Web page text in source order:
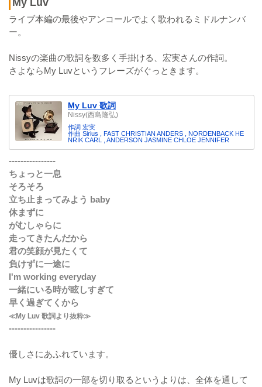
My Luv
ライブ本編の最後やアンコールでよく歌われるミドルナンバ
ー。
Nissyの楽曲の歌詞を数多く手掛ける、宏実さんの作詞。
さよならMy Luvというフレーズがぐっときます。
My Luv 歌詞
Nissy(西島隆弘)
作詞 宏実
作曲 Sirius , FAST CHRISTIAN ANDERS , NORDENBACK HE
NRIK CARL , ANDERSON JASMINE CHLOE JENNIFER
----------------
ちょっと一息
そろそろ
立ち止まってみよう baby
休まずに
がむしゃらに
走ってきたんだから
君の笑顔が見たくて
負けずに一途に
I'm working everyday
一緒にいる時が眩しすぎて
早く過ぎてくから
≪My Luv 歌詞より抜粋≫
----------------
優しさにあふれています。
My Luvは歌詞の一部を切り取るというよりは、全体を通して